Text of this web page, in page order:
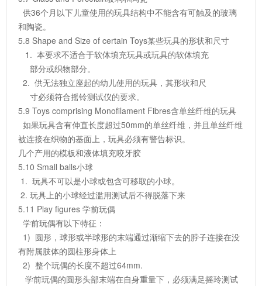
供36个月以下儿童使用的玩具结构中不能含有可触及的玻璃
和陶瓷。
5.8 Shape and Size of certain Toys某些玩具的形状和尺寸
1. 本要求不适合于软体填充玩具或玩具的软体填充
部分或织物部分。
2. 供无法独立座起的幼儿使用的玩具，其形状和尺
寸必须符合摇铃测试仪的要求。
5.9 Toys comprising Monofilament Fibres含单丝纤维的玩具
如果玩具含有伸直长度超过50mm的单丝纤维，并且单丝纤维
被连接在织物的基面上，玩具必须有警告标识。
几个产用的模板和液体填充咬牙胶
5.10 Small balls小球
1. 玩具不可以是小球或包含可移取的小球。
2. 玩具上的小球经过滥用测试后不得脱落下来
5.11 Play figures 学前玩偶
学前玩偶有以下特征：
1) 圆形，球形或半球形的末端通过渐缩下去的脖子连接在没
有附属肢体的圆柱形身体上
2) 整个玩偶的长度不超过64mm.
学前玩偶的圆形头部末端在自身重量下，必须满足摇玲测试